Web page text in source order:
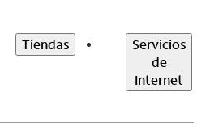
Tiendas
Servicios
de
Internet